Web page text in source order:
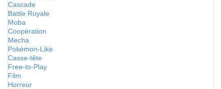
Cascade
Battle Royale
Moba
Coopération
Mecha
Pokémon-Like
Casse-tête
Free-to-Play
Film
Horreur